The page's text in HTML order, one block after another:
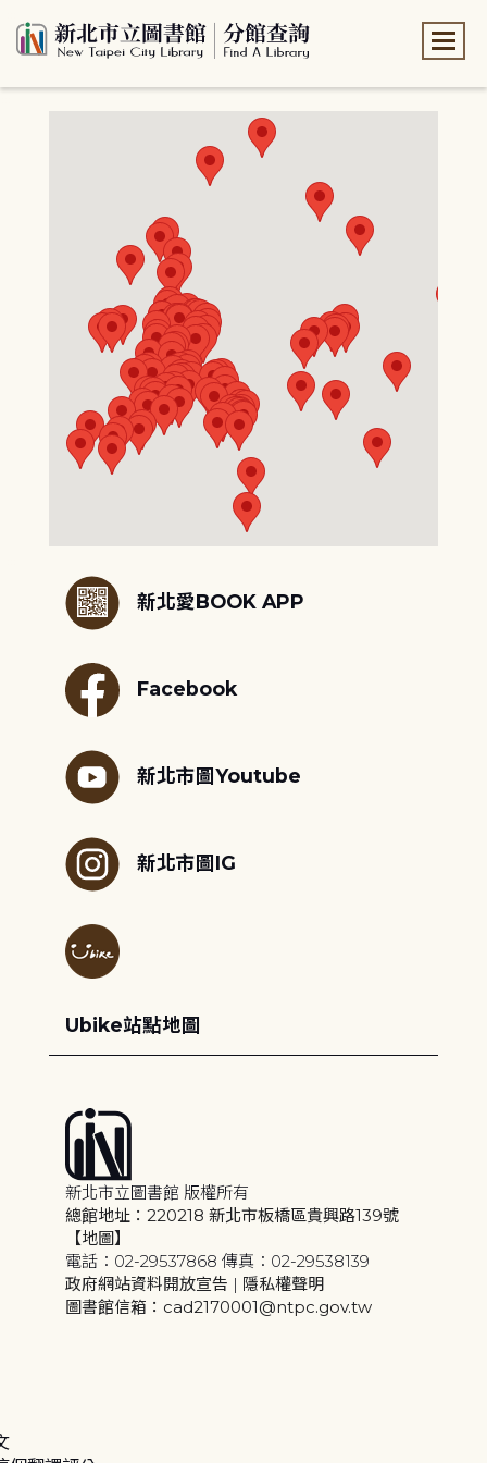
新北愛BOOK APP
Facebook
新北市圖Youtube
新北市圖IG
Ubike站點地圖
新北市立圖書館 版權所有
總館地址：220218 新北市板橋區貴興路139號
【地圖】
電話：02-29537868 傳真：02-29538139
政府網站資料開放宣告 | 隱私權聲明
圖書館信箱：cad2170001@ntpc.gov.tw